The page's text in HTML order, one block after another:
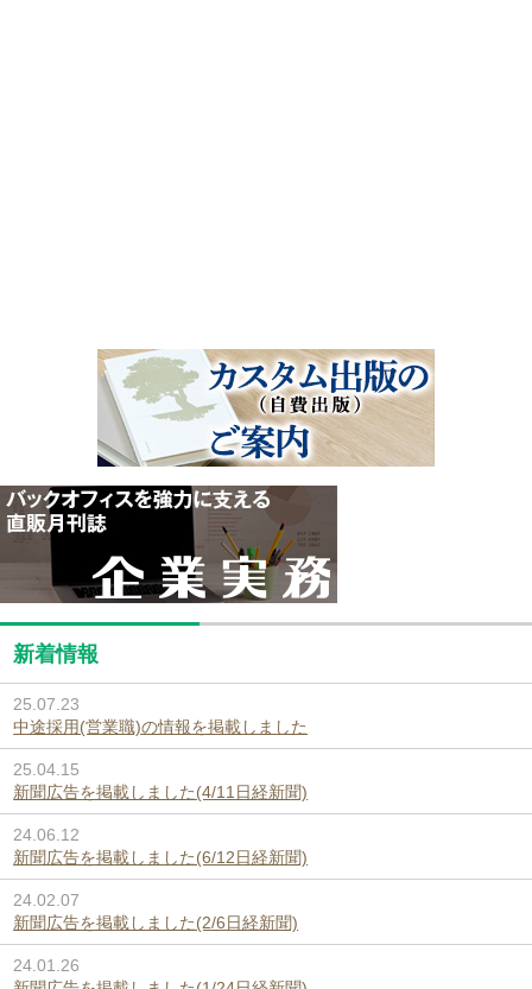
新着情報
25.07.23
中途採用(営業職)の情報を掲載しました
25.04.15
新聞広告を掲載しました(4/11日経新聞)
24.06.12
新聞広告を掲載しました(6/12日経新聞)
24.02.07
新聞広告を掲載しました(2/6日経新聞)
24.01.26